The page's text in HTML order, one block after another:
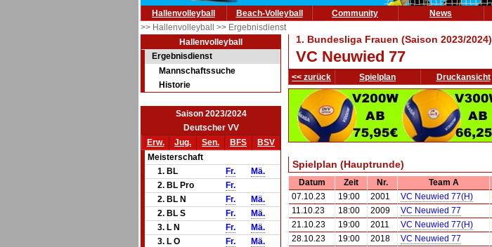
Hallenvolleyball Beach-Volleyball Community News
>> Hallenvolleyball >> Ergebnisdienst
Hallenvolleyball
Ergebnisdienst
Mannschaftssuche
Historie
Saison 2023/2024
Deutscher VV
Erw.
Jug. Sen. BFS
BSV
Meisterschaft
1. BL
Fr.
Mä.
2. BL Pro
Fr.
2. BL N
Fr.
Mä.
2. BL S
Fr.
Mä.
3. L N
Fr.
Mä.
3. L O
Fr.
Mä.
1. Bundesliga Frauen (Saison 2023/2024)
VC Neuwied 77
<< zurück Spielplan Druckansicht
Spielplan (Hauptrunde)
Datum Zeit Nr. Team A
07.10.23
19:00 2001 VC Neuwied 77(H)
11.10.23
18:00 2009 VC Neuwied 77
21.10.23
19:00 2011 VC Neuwied 77(H)
28.10.23
19:00 2018 VC Neuwied 77